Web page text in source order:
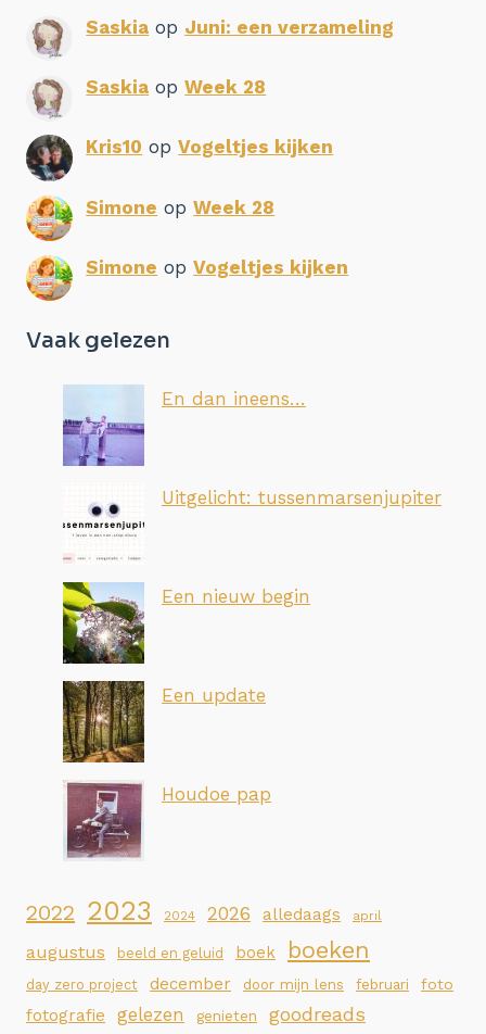
Saskia op Juni: een verzameling
Saskia opWeek 28
Kris10 opVogeltjes kijken
Simone opWeek 28
Simone opVogeltjes kijken
Vaak gelezen
En dan ineens…
Uitgelicht: tussenmarsenjupiter
Een nieuw begin
Een update
Houdoe pap
2022 2023 2024 2026 alledaags april
augustus beeld en geluid boek boeken
day zero project december door mijn lens februari foto
fotografie gelezen genieten goodreads